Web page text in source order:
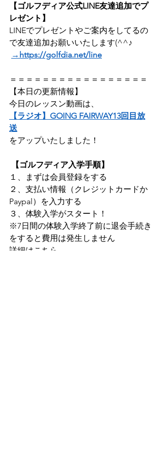
【ゴルフディア公式LINE友達追加でプ
レゼント】
LINEでプレゼントやご案内をしてるの
で友達追加お願いいたします(^^♪
→https://golfdia.net/line
＝＝＝＝＝＝＝＝＝＝＝＝＝＝＝＝＝
【本日の更新情報】
今日のレッスン動画は、
【ラジオ】GOING FAIRWAY13回目放
送
をアップいたしました！
【ゴルフディア入学手順】
１、まずは会員登録をする
２、支払い情報（クレジットカードか
Paypal）を入力する
３、体験入学がスタート！
※7日間の体験入学終了前に退会手続き
をすると費用は発生しません
詳細はこちら